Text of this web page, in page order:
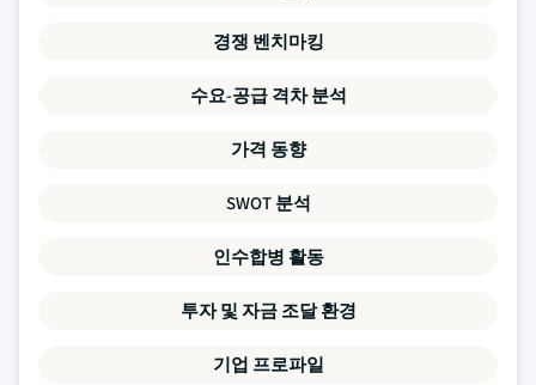
경쟁 벤치마킹
수요-공급 격차 분석
가격 동향
SWOT 분석
인수합병 활동
투자 및 자금 조달 환경
기업 프로파일